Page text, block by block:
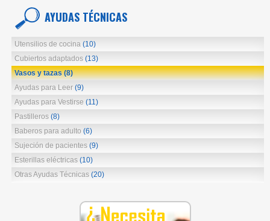
AYUDAS TÉCNICAS
Utensilios de cocina (10)
Cubiertos adaptados (13)
Vasos y tazas(8)
Ayudas para Leer (9)
Ayudas para Vestirse (11)
Pastilleros (8)
Baberos para adulto (6)
Sujeción de pacientes (9)
Esterillas eléctricas (10)
Otras Ayudas Técnicas (20)